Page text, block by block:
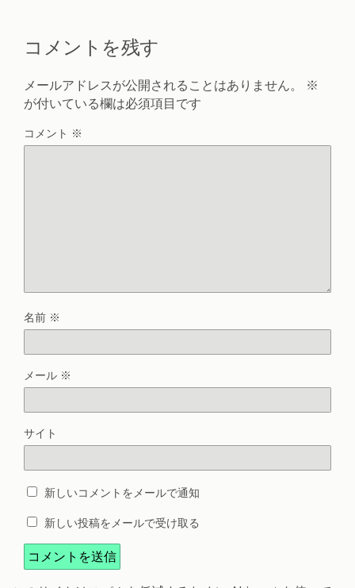
コメントを残す
メールアドレスが公開されることはありません。
※
が付いている欄は必須項目です
コメント ※
名前 ※
メール ※
サイト
新しいコメントをメールで通知
新しい投稿をメールで受け取る